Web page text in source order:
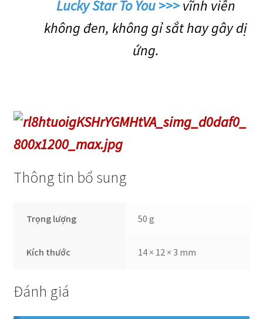
Lucky Star To You >>>vĩnh viễn
không đen, không gỉ sắt hay gây dị
ứng.
Thông tin bổ sung
Trọng lượng 50 g
Kích thước 14 × 12 × 3 mm
Đánh giá